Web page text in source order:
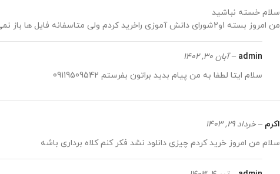
سلام خسته نباشید
من امروز بسته 1و2شورای دانش آموزی راخرید کردم ولی متاسفانه فایل ها باز نمی شود
admin
– آبان 30, 1402
سلام ایتا لطفا به من پیام بدید براتون بفرستم 09119509542
اکرم – خرداد 29, 1403
سلام من امروز خرید کردم چیزی دانلود نشد فکر کنم کلاه برداری باشه